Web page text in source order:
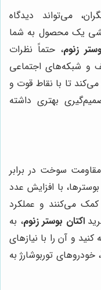
می‌تواند دیدگاه
یک محصول به شما
زنوم، حتماً نظرات
و شبکه‌های اجتماعی
تا با نقاط قوت و
بهتری داشته
سوخت در برابر
با افزایش عدد
کمک می‌کنند و عملکرد
اکتان بوستر زنوم، به
و آن را با نیازهای
توربوشارژ به